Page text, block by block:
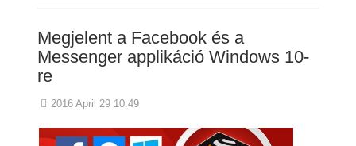
Megjelent a Facebook és a
Messenger applikáció Windows 10-
re
2016 April 29 10:49